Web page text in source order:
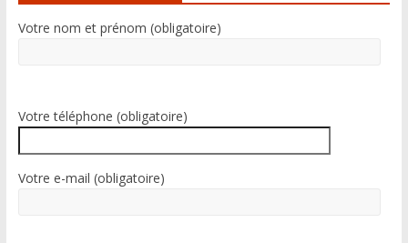
e
r
i
v
e
:
Votre nom et prénom (obligatoire)
Votre téléphone (obligatoire)
Votre e-mail (obligatoire)